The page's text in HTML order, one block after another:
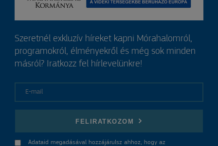
Szeretnél exkluzív híreket kapni Mórahalomról,
programokról, élményekről és még sok minden
másról? Iratkozz fel hírlevelünkre!
FELIRATKOZOM
Adataid megadásával hozzájárulsz ahhoz, hogy az